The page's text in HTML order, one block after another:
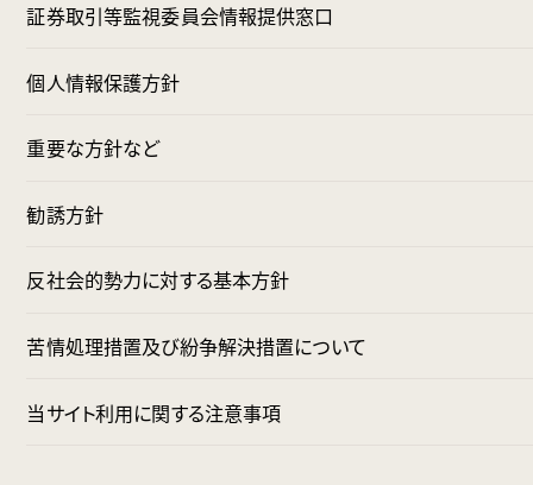
証券取引等監視委員会情報提供窓口
個人情報保護方針
重要な方針など
勧誘方針
反社会的勢力に対する基本方針
苦情処理措置及び紛争解決措置について
当サイト利用に関する注意事項